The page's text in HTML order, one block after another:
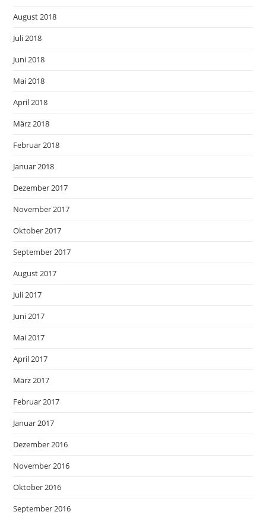
August 2018
Juli 2018
Juni 2018
Mai 2018
April 2018
März 2018
Februar 2018
Januar 2018
Dezember 2017
November 2017
Oktober 2017
September 2017
August 2017
Juli 2017
Juni 2017
Mai 2017
April 2017
März 2017
Februar 2017
Januar 2017
Dezember 2016
November 2016
Oktober 2016
September 2016